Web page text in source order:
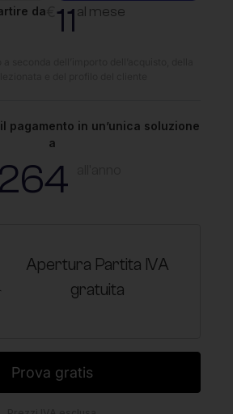
da 11al mese
pagamento in un’unica soluzione
a
264
Apertura Partita IVA
gratuita
Prova gratis